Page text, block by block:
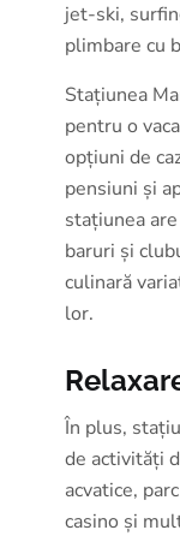
jet-ski,
plimbare cu
Stațiunea
pentru o
opțiuni de
pensiuni și
stațiunea
baruri și
culinară
lor.
În plus,
de activități
acvatice,
casino și